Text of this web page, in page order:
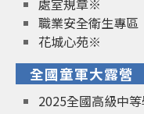
處室規章※
職業安全衛生專區
花城心苑※
全國童軍大露營
2025全國高級中